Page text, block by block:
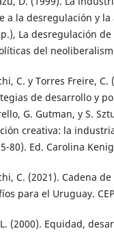
a la desregulación y la
La desregulación
del
C. y Torres Freire,
de desarrollo y
G. Gutman, y S.
creativa: la
80). Ed. Carolina
C. (2021). Cadena
para el Uruguay.
(2000). Equidad,